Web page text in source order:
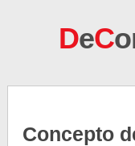
DeC
Concepto